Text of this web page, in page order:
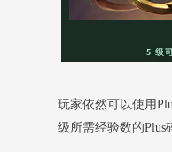
玩家依然可以使用
级所需经验数的Plus